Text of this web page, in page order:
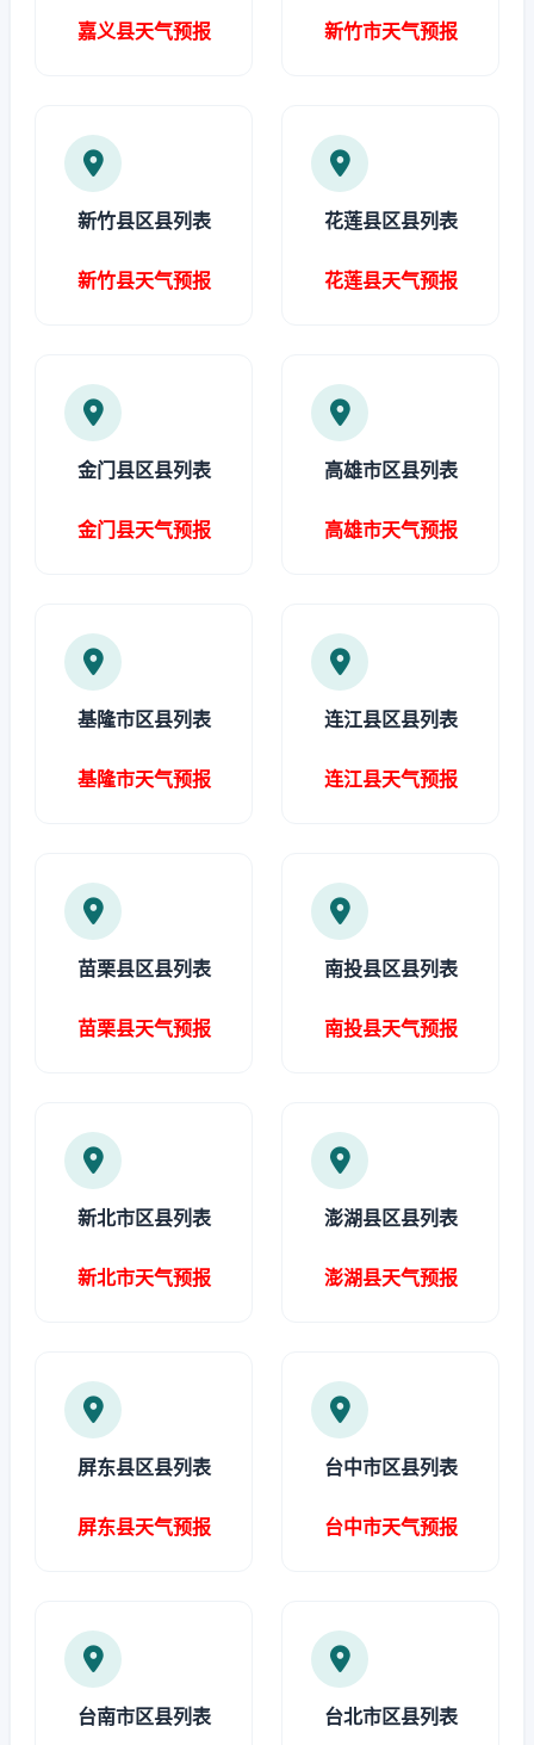
嘉义县天气预报 新竹市天气预报
新竹县区县列表
新竹县天气预报
花莲县区县列表
花莲县天气预报
金门县区县列表
金门县天气预报
高雄市区县列表
高雄市天气预报
基隆市区县列表
基隆市天气预报
连江县区县列表
连江县天气预报
苗栗县区县列表
苗栗县天气预报
南投县区县列表
南投县天气预报
新北市区县列表
新北市天气预报
澎湖县区县列表
澎湖县天气预报
屏东县区县列表
屏东县天气预报
台中市区县列表
台中市天气预报
台南市区县列表 台北市区县列表